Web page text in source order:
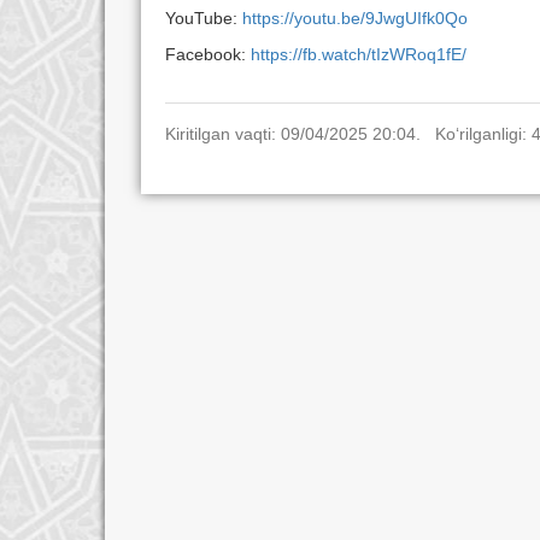
YouTube: https://youtu.be/9JwgUIfk0Qo
Facebook: https://fb.watch/tIzWRoq1fE/
Kiritilgan vaqti: 09/04/2025 20:04. Ko‘rilganligi: